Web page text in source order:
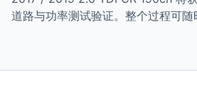
道路与功率测试验证。整个过程可随